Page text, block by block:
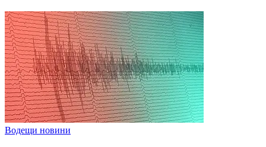
Водещи новини